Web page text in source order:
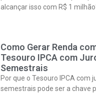
alcançar isso com R$ 1
Como Gerar Renda
Tesouro IPCA com
Semestrais
Por que o Tesouro IPCA com
semestrais pode ser a chave